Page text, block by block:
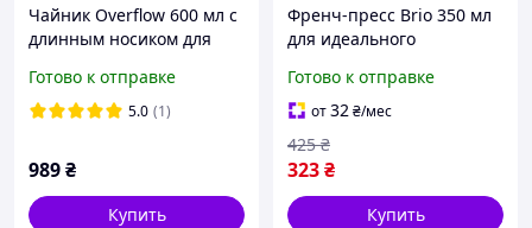
Чайник Overflow 600 мл с
длинным носиком для
заваривания и
сервировки напитков
Готово к отправке
5.0 (1)
989₴
Купить
Френч-пресс Brio 350 мл
для идеального
вашем доме
Готово к отправке
от32₴/мес
323₴
425 ₴
Купить